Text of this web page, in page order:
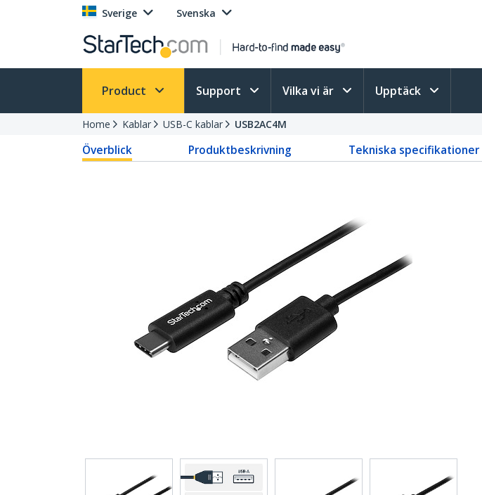
Sverige Svenska
Product Support Vilka vi är Upptäck
Home Kablar USB-C kablar USB2AC4M
Överblick Produktbeskrivning Tekniska specifikationer